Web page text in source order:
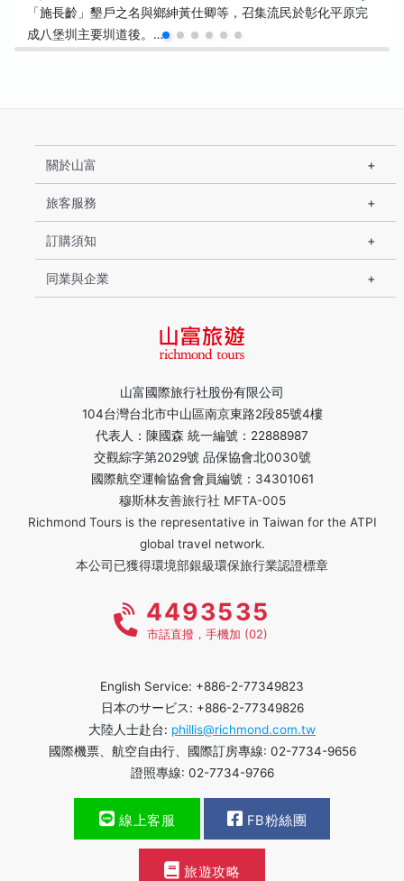
「施長齡」墾戶之名與鄉紳黃仕卿等，召集流民於彰化平原完
成八堡圳主要圳道後。…
山富國際旅行社股份有限公司
104台灣台北市中山區南京東路2段85號4樓
代表人：陳國森 統一編號：22888987
交觀綜字第2029號 品保協會北0030號
國際航空運輸協會會員編號：34301061
穆斯林友善旅行社 MFTA-005
Richmond Tours is the representative in Taiwan for the ATPI
global travel network.
本公司已獲得環境部銀級環保旅行業認證標章
關於山富
旅客服務
訂購須知
同業與企業
4493535
市話直撥，手機加 (02)
English Service: +886-2-77349823
日本のサービス: +886-2-77349826
大陸人士赴台: phillis@richmond.com.tw
國際機票、航空自由行、國際訂房專線: 02-7734-9656
證照專線: 02-7734-9766
線上客服 FB粉絲團
旅遊攻略